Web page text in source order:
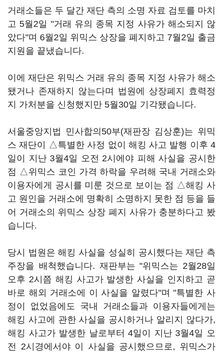
거래소들은 두 달간 재단 측의 소명 자료 검토를 마치
고 5월2일 "거래 유의 종목 지정 사유가 해소되지 않
았다"며 6월2일 위믹스 상장을 폐지하고 7월2일 출금
지원을 끝냈습니다.
이에 재단은 위믹스 거래 유의 종목 지정 사유가 해소
됐거나 존재하지 않는다며 법원에 상장폐지 효력정
지 가처분을 신청했지만 5월30일 기각됐습니다.
서울중앙지법 민사합의50부(재판장 김상훈)는 위믹
스 재단이 △특별한 사정 없이 해킹 사고 발행 이후 4
일이 지난 3월4일 오전 2시에야 피해 사실을 공시한
점 △위믹스 코인 가격 하락을 우려해 국내 거래소와
이용자에게 공시를 미룬 것으로 보이는 점 △해킹 사
고 원인을 거래소에 명확히 소명하지 못한 점 등을 들
어 거래소의 위믹스 상장 폐지 사유가 충분하다고 봤
습니다.
당시 법원은 해킹 사실을 성실히 공시했다는 재단 측
주장을 배척했습니다. 재판부는 "위믹스는 2월28일
오후 2시쯤 해킹 사고가 발생한 사실을 인지하고 곧
바로 해외 거래소에 이 사실을 알렸다"며 "특별한 사
정이 없었음에도 국내 거래소들과 이용자들에게는
해킹 사고에 관한 사실을 공시하거나 알리지 않다가,
해킹 사고가 발생한 날로부터 4일이 지난 3월4일 오
전 2시경에서야 이 사실을 공시했으므로, 위믹스가